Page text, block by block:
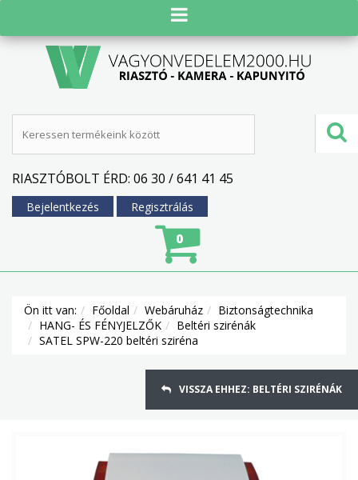
RIASZTÓBOLT ÉRD: 06 30 / 641 41 45
Bejelentkezés Regisztrálás
0
Ön itt van: Főoldal Webáruház
Biztonságtechnika
HANG- ÉS FÉNYJELZŐK
Beltéri szirénák
SATEL SPW-220 beltéri sziréna
VISSZA EHHEZ: BELTÉRI SZIRÉNÁK